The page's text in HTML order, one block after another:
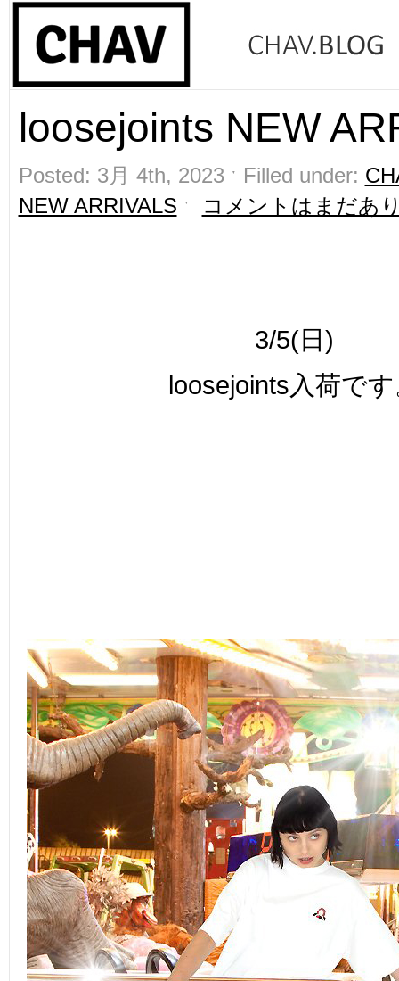
loosejoints NEW
Posted: 3月 4th, 2023 ˑ Filled under:
NEW ARRIVALS ˑ コメントはまだあ
3/5(日)
loosejoints入荷で